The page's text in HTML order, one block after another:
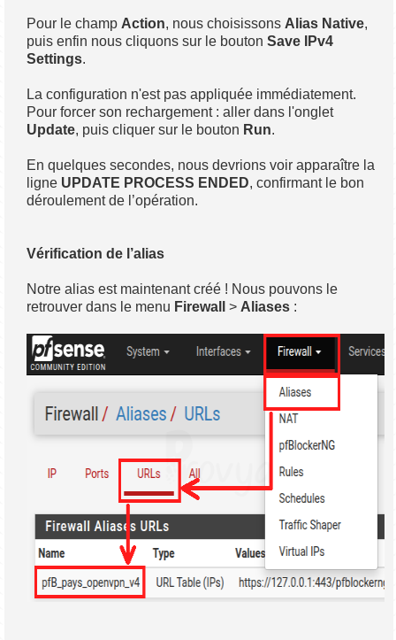
Pour le champ Action, nous choisissons Alias Native,
puis enfin nous cliquons sur le boutonSave IPv4
Settings.
La configuration n'est pas appliquée immédiatement.
Pour forcer son rechargement : aller dans l'onglet
Update, puis cliquer sur le bouton Run.
En quelques secondes, nous devrions voir apparaître la
ligne UPDATE PROCESS ENDED, confirmant le bon
déroulement de l’opération.
Vérification de l’alias
Notre alias est maintenant créé ! Nous pouvons le
retrouver dans le menu Firewall > Aliases :